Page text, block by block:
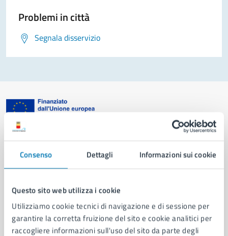
Consenso Dettagli Informazioni sui cookie
Questo sito web utilizza i cookie
Utilizziamo cookie tecnici di navigazione e di sessione per
garantire la corretta fruizione del sito e cookie analitici per
raccogliere informazioni sull'uso del sito da parte degli
Problemi in città
Segnala disservizio
AMMINISTRAZIONE
Organi di governo
Municipalità
Uffici
Enti e fondazioni